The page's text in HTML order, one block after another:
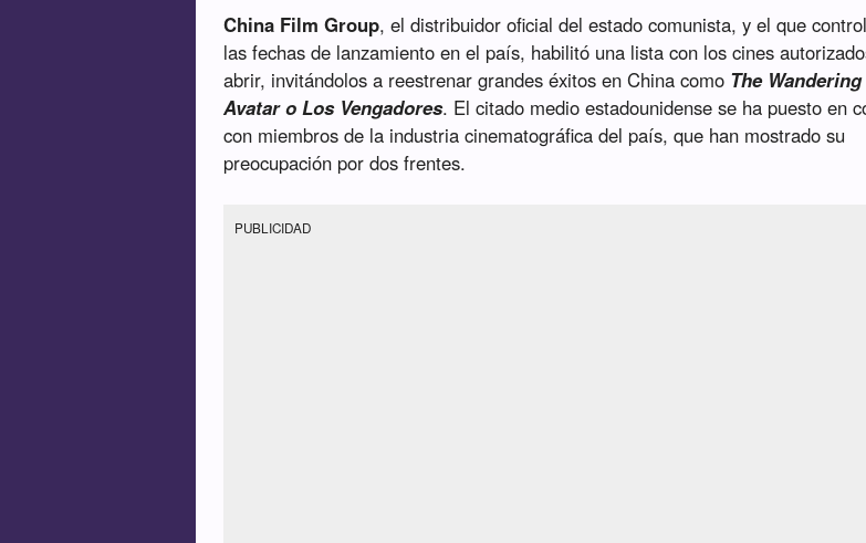
China Film Group, el distribuidor oficial del estado comunista, y el que
las fechas de lanzamiento en el país, habilitó una lista con los cines
abrir, invitándolos a reestrenar grandes éxitos en China como The
Avatar o Los Vengadores. El citado medio estadounidense se ha puesto en
con miembros de la industria cinematográfica del país, que han mostrado su
preocupación por dos frentes.
PUBLICIDAD